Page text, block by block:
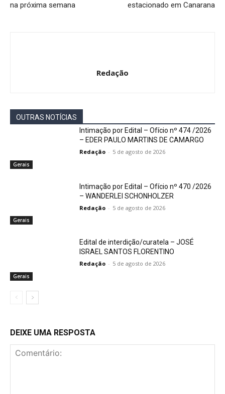
na próxima semana
estacionado em Canarana
Redação
OUTRAS NOTÍCIAS
Gerais
Intimação por Edital – Ofício nº 474 /2026
– EDER PAULO MARTINS DE CAMARGO
Redação - 5 de agosto de 2026
Gerais
Intimação por Edital – Ofício nº 470 /2026
– WANDERLEI SCHONHOLZER
Redação - 5 de agosto de 2026
Gerais
Edital de interdição/curatela – JOSÉ
ISRAEL SANTOS FLORENTINO
Redação - 5 de agosto de 2026
DEIXE UMA RESPOSTA